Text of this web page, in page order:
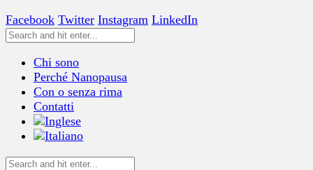
Facebook Twitter Instagram LinkedIn
Chi sono
Perché Nanopausa
Con o senza rima
Contatti